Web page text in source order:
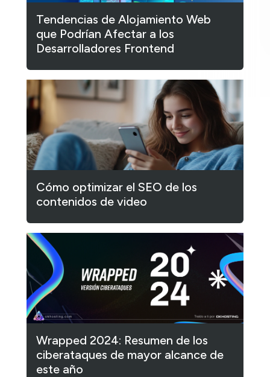
Tendencias de Alojamiento Web
que Podrían Afectar a los
Desarrolladores Frontend
Cómo optimizar el SEO de los
contenidos de video
Wrapped 2024: Resumen de los
ciberataques de mayor alcance de
este año